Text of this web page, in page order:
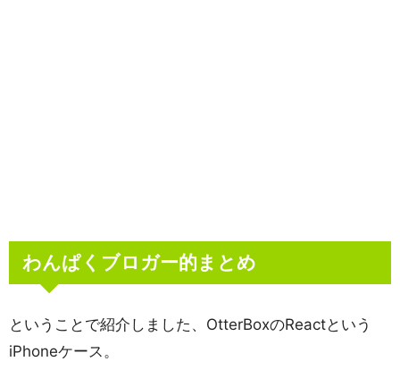
わんぱくブロガー的まとめ
ということで紹介しました、OtterBoxのReactという
iPhoneケース。